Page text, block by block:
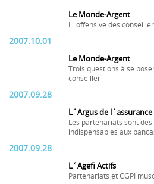
Le Monde-Argent
L´offensive des
2007.10.01
Le Monde-Argent
Trois questions à se
conseiller
2007.09.28
L´Argus de l´assurance
Les partenariats sont
indispensables aux
2007.09.28
L´Agefi Actifs
Partenariats et CGPI